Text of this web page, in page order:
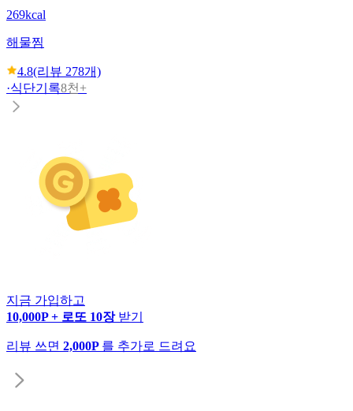
269kcal
해물찜
4.8(리뷰 278개)
·식단기록8천+
지금 가입하고
10,000P + 로또 10장 받기
리뷰 쓰면 2,000P 를 추가로 드려요